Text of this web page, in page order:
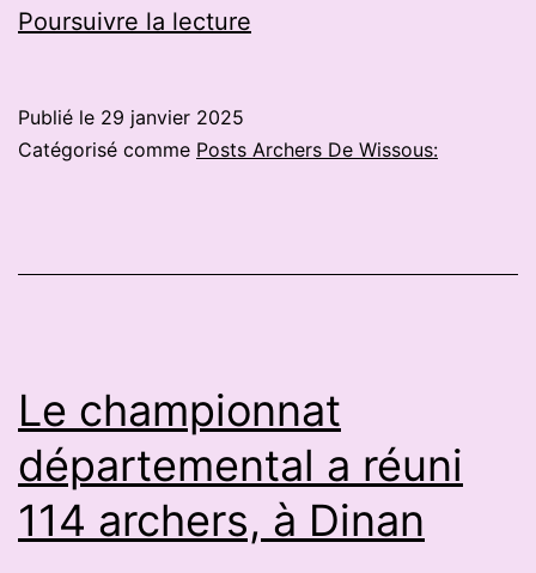
Poursuivre la lecture
et-
l’arc
médaillée
d’argent
sur
Publié le 29 janvier 2025
Catégorisé comme Posts Archers De Wissous:
Le championnat
départemental a réuni
114 archers, à Dinan